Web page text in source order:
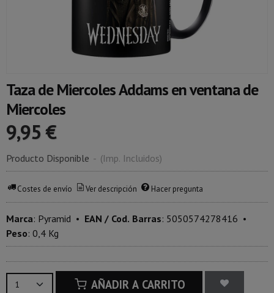
Taza de Miercoles Addams en ventana de
Miercoles
9,95 €
Producto Disponible - (Imp. Incluidos)
Costes de envío Ver descripción Hacer pregunta
Marca: Pyramid • EAN / Cod. Barras: 5050574278416 •
Peso: 0,4 Kg
AÑADIR A CARRITO